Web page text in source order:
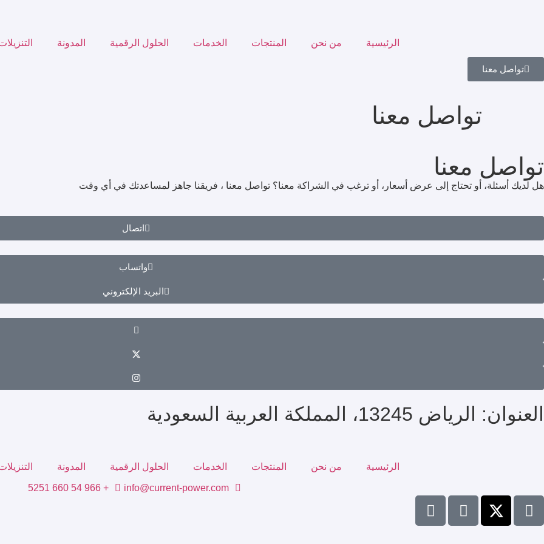
الرئيسية من نحن المنتجات الخدمات الحلول الرقمية المدونة
تواصل معنا
تواصل معنا
تواصل معنا
هل لديك أسئلة، أو تحتاج إلى عرض أسعار، أو ترغب في الشراكة معنا؟ تواصل معنا ، فريقنا جاهز لمساعدتك في أي وقت
اتصال
واتساب
البريد الإلكتروني
العنوان: الرياض 13245، المملكة العربية السعودية
الرئيسية من نحن المنتجات الخدمات الحلول الرقمية المدونة
info@current-power.com
+ 966 54 660 5251